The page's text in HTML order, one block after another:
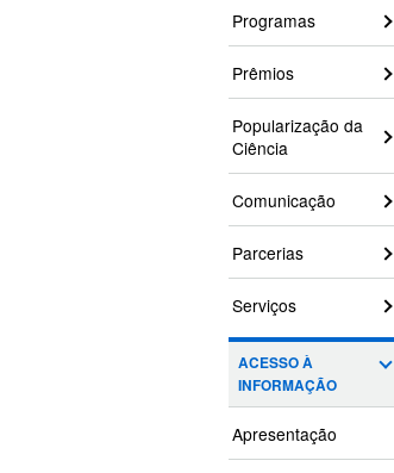
Programas
Prêmios
Popularização da
Ciência
Comunicação
Parcerias
Serviços
ACESSO À
INFORMAÇÃO
Apresentação